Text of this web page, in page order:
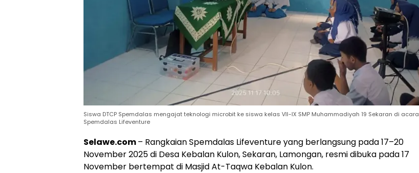
Siswa DTCP Spemdalas mengajat teknologi microbit ke siswa kelas VII-IX SMP Muhammadiyah 19 Sekaran di acara
Spemdalas Lifeventure
Selawe.com– Rangkaian Spemdalas Lifeventure yang berlangsung pada 17–20
November 2025 di Desa Kebalan Kulon, Sekaran, Lamongan, resmi dibuka pada 17
November bertempat di Masjid At-Taqwa Kebalan Kulon.